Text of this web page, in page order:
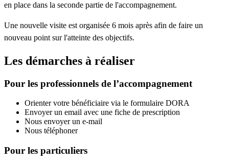
en place dans la seconde partie de l'accompagnement.
Une nouvelle visite est organisée 6 mois après afin de faire un
nouveau point sur l'atteinte des objectifs.
Les démarches à réaliser
Pour les professionnels de l’accompagnement
Orienter votre bénéficiaire via le formulaire DORA
Envoyer un email avec une fiche de prescription
Nous envoyer un e-mail
Nous téléphoner
Pour les particuliers